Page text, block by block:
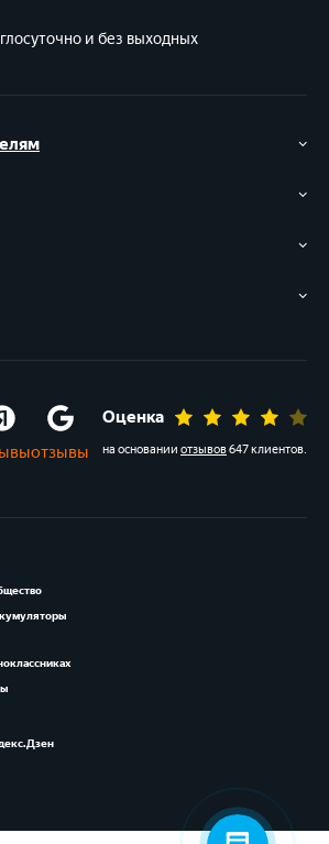
и без выходных
отзывы
Оценка
на основании отзывов647 клиентов.